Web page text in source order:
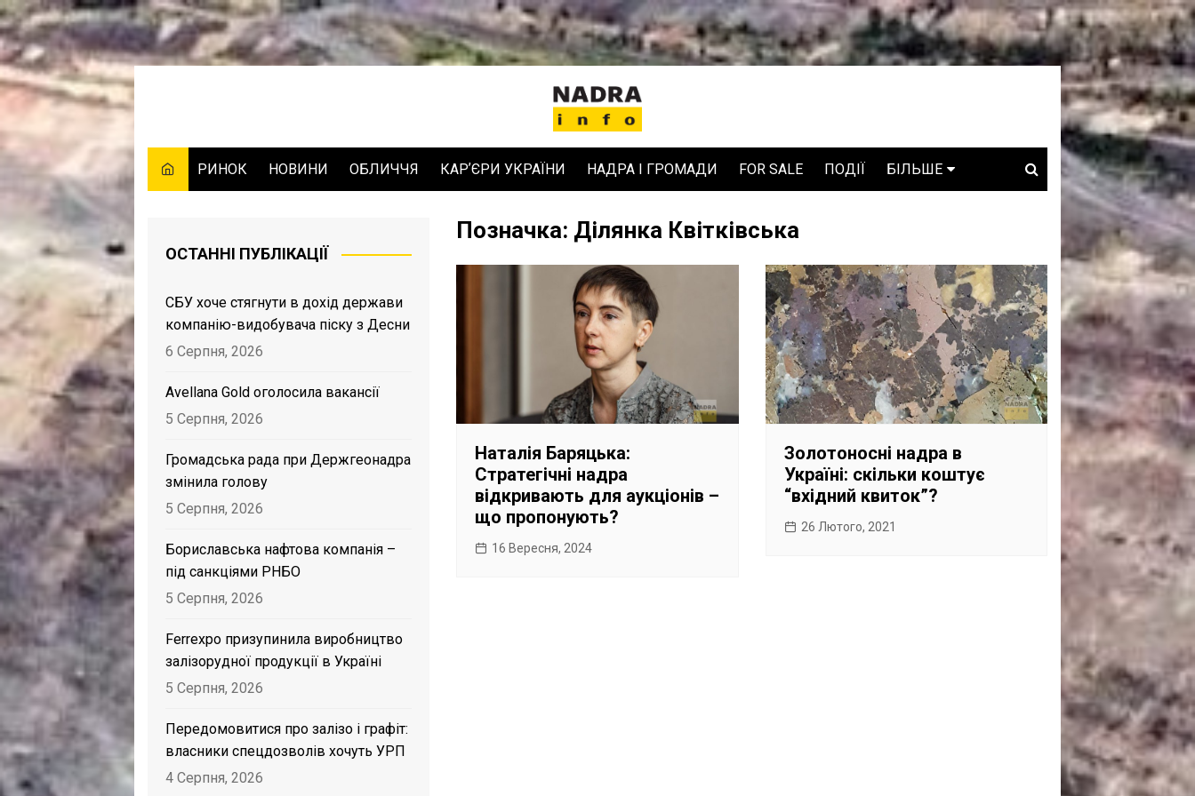
Skip
to
РИНОК НОВИНИ ОБЛИЧЧЯ КАРʼЄРИ УКРАЇНИ НАДРА І ГРОМАДИ FOR SALE ПОДІЇ БІЛЬШЕ
WHO IS WHO
ПРОЗОРІ НАДРА
ГОВОРЯТЬ АСОЦІАЦІЇ
ГОВОРЯТЬ КОМПАНІЇ
КОНФЛІКТНІ НАДРА
САНКЦІЙНІ НАДРА
БЛОГИ
TECHNO
Позначка: Ділянка Квітківська
Наталія Баряцька:
Стратегічні надра
відкривають для аукціонів –
що пропонують?
16 Вересня, 2024
Золотоносні надра в
Україні: скільки коштує
“вхідний квиток”?
26 Лютого, 2021
ОСТАННІ ПУБЛІКАЦІЇ
СБУ хоче стягнути в дохід держави
компанію-видобувача піску з Десни
6 Серпня, 2026
Avellana Gold оголосила вакансії
5 Серпня, 2026
Громадська рада при Держгеонадра
змінила голову
5 Серпня, 2026
Бориславська нафтова компанія –
під санкціями РНБО
5 Серпня, 2026
Ferrexpo призупинила виробництво
залізорудної продукції в Україні
5 Серпня, 2026
Передомовитися про залізо і графіт:
власники спецдозволів хочуть УРП
4 Серпня, 2026